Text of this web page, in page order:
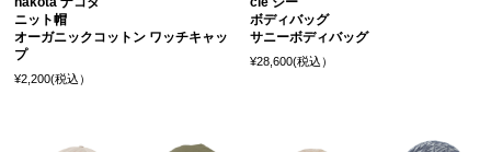
ニット帽
オーガニックコットン ワッチキャッ
プ
¥2,200(税込）
ボディバッグ
サニーボディバッグ
¥28,600(税込）